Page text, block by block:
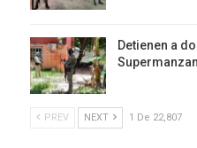
Detienen a
PREV NEXT 1 De 22,807